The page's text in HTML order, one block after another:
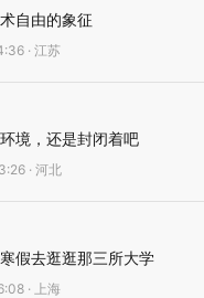
自由的象征
· 江苏
境，还是封闭着吧
· 河北
假去逛逛那三所大学
· 上海